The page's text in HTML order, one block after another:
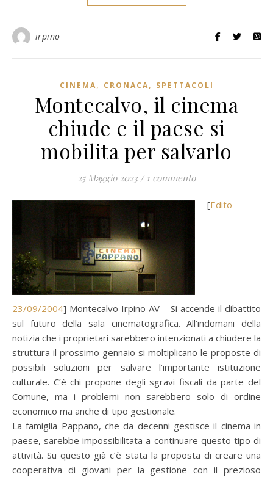
irpino
CINEMA, CRONACA, SPETTACOLI
Montecalvo, il cinema
chiude e il paese si
mobilita per salvarlo
25 Maggio 2023 / 1 commento
[Edito
23/09/2004] Montecalvo Irpino AV – Si accende il dibattito
sul futuro della sala cinematografica. All’indomani della
notizia che i proprietari sarebbero intenzionati a chiudere la
struttura il prossimo gennaio si moltiplicano le proposte di
possibili soluzioni per salvare l’importante istituzione
culturale. C’è chi propone degli sgravi fiscali da parte del
Comune, ma i problemi non sarebbero solo di ordine
economico ma anche di tipo gestionale.
La famiglia Pappano, che da decenni gestisce il cinema in
paese, sarebbe impossibilitata a continuare questo tipo di
attività. Su questo già c’è stata la proposta di creare una
cooperativa di giovani per la gestione con il prezioso